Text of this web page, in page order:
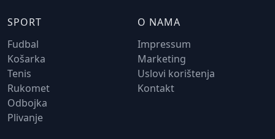
SPORT
Fudbal
Košarka
Tenis
Rukomet
Odbojka
Plivanje
O NAMA
Impressum
Marketing
Uslovi korištenja
Kontakt